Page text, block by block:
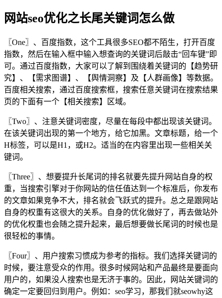
网站seo优化之长尾关键词怎么做
〖One〗、百度指数，这个工具很多SEO都不陌生，打开百度
指数，然后在输入框中输入想查询的关键词后敲击“回车键”即
可。通过百度指数，大家可以了解到围绕着关键词的【趋势研
究】、【需求图谱】、【舆情洞察】及【人群画像】等数据。
百度相关搜索，通过百度搜索框，搜索任意关键词在搜索结果
页的下面有一个【相关搜索】区域。
〖Two〗、注意关键词密度，尽量在每段中都出现该关键词。
在该关键词出现的第一个地方，给它加黑。文章标题，给一个
H标签，可以是H1，或H2。适当的在内容里出现一些相关关
键词。
〖Three〗、想要提升长尾词的排名就要先提升网站自身的权
重，当搜索引擎对于你网站的信任值达到一个标准后，你发布
的文章如果竞争不大，排名就会飞跃式的提升。总之是跟网站
自身的权重有这很大的关系。自身的优化做好了，再去做站外
的优化权重也会随之提升起来，最后想要做长尾词的时候也是
很轻松的事情。
〖Four〗、用户搜索习惯成为参考的指标。我们选择关键词的
时候，要注意受众的作用。很多时候网站和产品最终是要面向
用户的，如果没人搜索也是无济于事的。因此，网站关键词的
确定一定要回归到用户。例如：seo学习，那我们就seowhy这